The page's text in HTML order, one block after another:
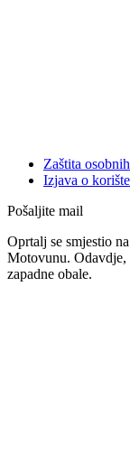
Zaštita
Izjava o
Pošaljite mail
Oprtalj se smjestio
Motovunu. Odavdje,
zapadne obale.